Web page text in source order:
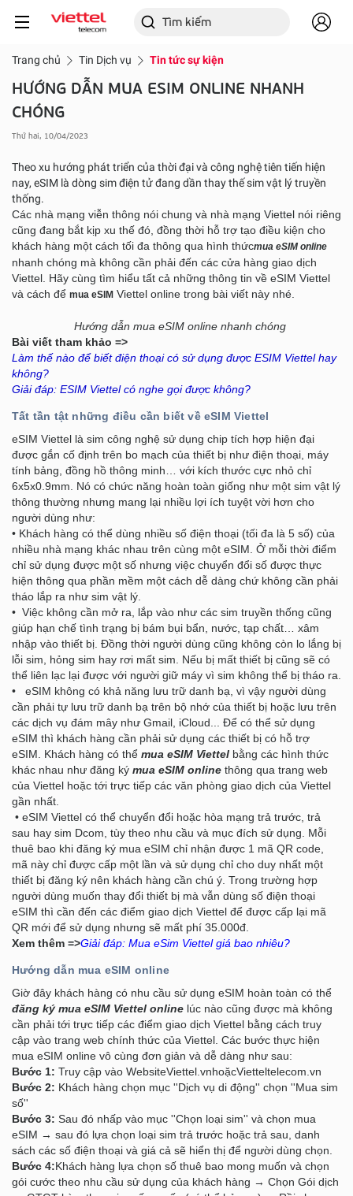
Trang chủ Tin Dịch vụ Tin tức sự kiện
HƯỚNG DẪN MUA ESIM ONLINE NHANH
CHÓNG
Thứ hai, 10/04/2023
Theo xu hướng phát triển của thời đại và công nghệ tiên tiến hiện
nay, eSIM là dòng sim điện tử đang dần thay thế sim vật lý truyền
thống.
Các nhà mạng viễn thông nói chung và nhà mạng Viettel nói riêng
cũng đang bắt kịp xu thế đó, đồng thời hỗ trợ tạo điều kiện cho
khách hàng một cách tối đa thông qua hình thứcmua eSIM online
nhanh chóng mà không cần phải đến các cửa hàng giao dịch
Viettel. Hãy cùng tìm hiểu tất cả những thông tin về eSIM Viettel
và cách để mua eSIM Viettel online trong bài viết này nhé.
Hướng dẫn mua eSIM online nhanh chóng
Bài viết tham khảo =>
Làm thế nào để biết điện thoại có sử dụng được ESIM Viettel hay
không?
Giải đáp: ESIM Viettel có nghe gọi được không?
Tất tần tật những điều cần biết về eSIM Viettel
eSIM Viettel là sim công nghệ sử dụng chip tích hợp hiện đại
được gắn cố định trên bo mạch của thiết bị như điện thoại, máy
tính bảng, đồng hồ thông minh… với kích thước cực nhỏ chỉ
6x5x0.9mm. Nó có chức năng hoàn toàn giống như một sim vật lý
thông thường nhưng mang lại nhiều lợi ích tuyệt vời hơn cho
người dùng như:
• Khách hàng có thể dùng nhiều số điện thoại (tối đa là 5 số) của
nhiều nhà mạng khác nhau trên cùng một eSIM. Ở mỗi thời điểm
chỉ sử dụng được một số nhưng việc chuyển đổi số được thực
hiện thông qua phần mềm một cách dễ dàng chứ không cần phải
tháo lắp ra như sim vật lý.
• Việc không cần mở ra, lắp vào như các sim truyền thống cũng
giúp hạn chế tình trạng bị bám bụi bẩn, nước, tạp chất… xâm
nhập vào thiết bị. Đồng thời người dùng cũng không còn lo lắng bị
lỗi sim, hỏng sim hay rơi mất sim. Nếu bị mất thiết bị cũng sẽ có
thể liên lạc lại được với người giữ máy vì sim không thể bị tháo ra.
• eSIM không có khả năng lưu trữ danh bạ, vì vậy người dùng
cần phải tự lưu trữ danh bạ trên bộ nhớ của thiết bị hoặc lưu trên
các dịch vụ đám mây như Gmail, iCloud... Để có thể sử dụng
eSIM thì khách hàng cần phải sử dụng các thiết bị có hỗ trợ
eSIM. Khách hàng có thể mua eSIM Viettel bằng các hình thức
khác nhau như đăng ký mua eSIM online thông qua trang web
của Viettel hoặc tới trực tiếp các văn phòng giao dịch của Viettel
gần nhất.
• eSIM Viettel có thể chuyển đổi hoặc hòa mạng trả trước, trả
sau hay sim Dcom, tùy theo nhu cầu và mục đích sử dụng. Mỗi
thuê bao khi đăng ký mua eSIM chỉ nhận được 1 mã QR code,
mã này chỉ được cấp một lần và sử dụng chỉ cho duy nhất một
thiết bị đăng ký nên khách hàng cần chú ý. Trong trường hợp
người dùng muốn thay đổi thiết bị mà vẫn dùng số điện thoại
eSIM thì cần đến các điểm giao dịch Viettel để được cấp lại mã
QR mới để sử dụng nhưng sẽ mất phí 35.000đ.
Xem thêm =>Giải đáp: Mua eSim Viettel giá bao nhiêu?
Hướng dẫn mua eSIM online
Giờ đây khách hàng có nhu cầu sử dụng eSIM hoàn toàn có thể
đăng ký mua eSIM Viettel online lúc nào cũng được mà không
cần phải tới trực tiếp các điểm giao dịch Viettel bằng cách truy
cập vào trang web chính thức của Viettel. Các bước thực hiện
mua eSIM online vô cùng đơn giản và dễ dàng như sau:
Bước 1: Truy cập vào WebsiteViettel.vnhoặcVietteltelecom.vn
Bước 2: Khách hàng chọn mục ''Dịch vụ di động'' chọn ''Mua sim
số''
Bước 3: Sau đó nhấp vào mục ''Chọn loại sim'' và chọn mua
eSIM → sau đó lựa chọn loại sim trả trước hoặc trả sau, danh
sách các số điện thoại và giá cả sẽ hiển thị để người dùng chọn.
Bước 4:Khách hàng lựa chọn số thuê bao mong muốn và chọn
gói cước theo nhu cầu sử dụng của khách hàng → Chọn Gói dịch